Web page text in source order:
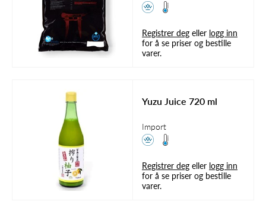
Registrer deg eller logg inn
for å se priser og bestille
varer.
Yuzu Juice 720 ml
Import
Registrer deg eller logg inn
for å se priser og bestille
varer.